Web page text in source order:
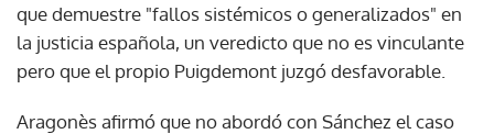
que demuestre "fallos sistémicos o generalizados" en
la justicia española, un veredicto que no es vinculante
pero que el propio Puigdemont juzgó desfavorable.
Aragonès afirmó que no abordó con Sánchez el caso